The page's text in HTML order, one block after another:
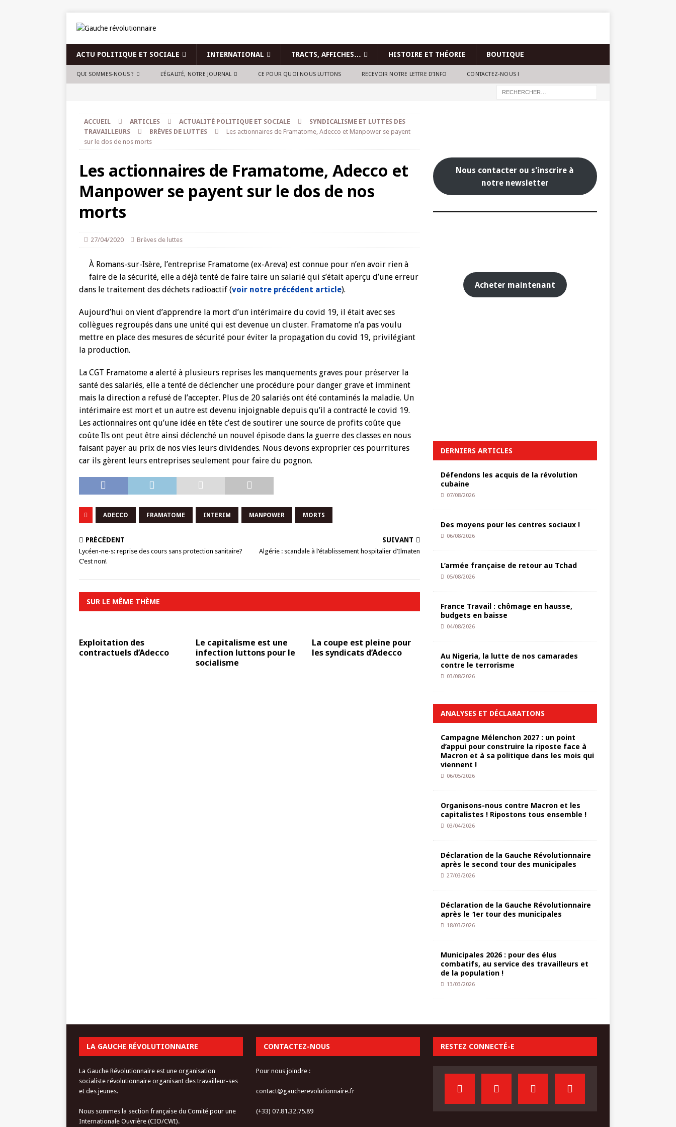
ACTU POLITIQUE ET SOCIALE INTERNATIONAL TRACTS, AFFICHES… HISTOIRE ET THÉORIE BOUTIQUE
QUI SOMMES-NOUS ? L’ÉGALITÉ, NOTRE JOURNAL CE POUR QUOI NOUS LUTTONS RECEVOIR NOTRE LETTRE D’INFO CONTACTEZ-NOUS !
ACCUEIL ARTICLES ACTUALITÉ POLITIQUE ET SOCIALE
SYNDICALISME ET LUTTES DES
TRAVAILLEURS
BRÈVES DE LUTTES
Les actionnaires de Framatome, Adecco et Manpower se payent
sur le dos de nos morts
Les actionnaires de Framatome, Adecco et
Manpower se payent sur le dos de nos
morts
27/04/2020 Brèves de luttes
À Romans-sur-Isère, l’entreprise Framatome (ex-Areva) est connue pour n’en avoir rien à
faire de la sécurité, elle a déjà tenté de faire taire un salarié qui s’était aperçu d’une erreur
dans le traitement des déchets radioactif (voir notre précédent article).
Aujourd’hui on vient d’apprendre la mort d’un intérimaire du covid 19, il était avec ses
collègues regroupés dans une unité qui est devenue un cluster. Framatome n’a pas voulu
mettre en place des mesures de sécurité pour éviter la propagation du covid 19, privilégiant
la production.
La CGT Framatome a alerté à plusieurs reprises les manquements graves pour préserver la
santé des salariés, elle a tenté de déclencher une procédure pour danger grave et imminent
mais la direction a refusé de l’accepter. Plus de 20 salariés ont été contaminés la maladie. Un
intérimaire est mort et un autre est devenu injoignable depuis qu’il a contracté le covid 19.
Les actionnaires ont qu’une idée en tête c’est de soutirer une source de profits coûte que
coûte Ils ont peut être ainsi déclenché un nouvel épisode dans la guerre des classes en nous
faisant payer au prix de nos vies leurs dividendes. Nous devons exproprier ces pourritures
car ils gèrent leurs entreprises seulement pour faire du pognon.
ADECCO FRAMATOME INTERIM MANPOWER MORTS
PRÉCÉDENT
Lycéen-ne-s: reprise des cours sans protection sanitaire?
C’est non!
SUIVANT
Algérie : scandale à l’établissement hospitalier d’Ilmaten
SUR LE MÊME THÈME
Exploitation des
contractuels d’Adecco
Le capitalisme est une
infection luttons pour le
socialisme
La coupe est pleine pour
les syndicats d’Adecco
Nous contacter ou s'inscrire à
notre newsletter
Acheter maintenant
DERNIERS ARTICLES
Défendons les acquis de la révolution
cubaine
07/08/2026
Des moyens pour les centres sociaux !
06/08/2026
L’armée française de retour au Tchad
05/08/2026
France Travail : chômage en hausse,
budgets en baisse
04/08/2026
Au Nigeria, la lutte de nos camarades
contre le terrorisme
03/08/2026
ANALYSES ET DÉCLARATIONS
Campagne Mélenchon 2027 : un point
d’appui pour construire la riposte face à
Macron et à sa politique dans les mois qui
viennent !
06/05/2026
Organisons-nous contre Macron et les
capitalistes ! Ripostons tous ensemble !
03/04/2026
Déclaration de la Gauche Révolutionnaire
après le second tour des municipales
27/03/2026
Déclaration de la Gauche Révolutionnaire
après le 1er tour des municipales
18/03/2026
Municipales 2026 : pour des élus
combatifs, au service des travailleurs et
de la population !
13/03/2026
LA GAUCHE RÉVOLUTIONNAIRE
La Gauche Révolutionnaire est une organisation
socialiste révolutionnaire organisant des travailleur-ses
et des jeunes.
Nous sommes la section française du Comité pour une
Internationale Ouvrière (CIO/CWI).
CONTACTEZ-NOUS
Pour nous joindre :
contact@gaucherevolutionnaire.fr
(+33) 07.81.32.75.89
RESTEZ CONNECTÉ-E